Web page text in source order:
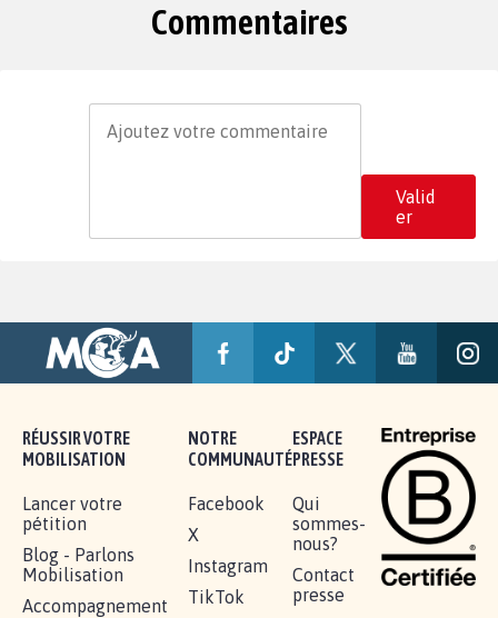
Commentaires
Valid
er
RÉUSSIR VOTRE
MOBILISATION
Lancer votre
pétition
Blog - Parlons
Mobilisation
Accompagnement
NOTRE
COMMUNAUTÉ
Facebook
X
Instagram
TikTok
ESPACE
PRESSE
Qui
sommes-
nous?
Contact
presse